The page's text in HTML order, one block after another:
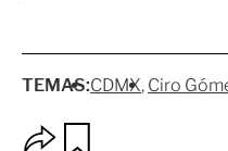
TEMAS:CDMX Ciro